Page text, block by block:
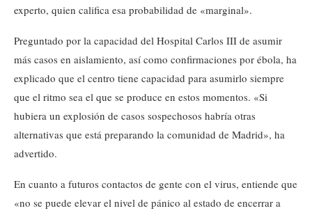
experto, quien califica esa probabilidad de «marginal».
Preguntado por la capacidad del Hospital Carlos III de asumir
más casos en aislamiento, así como confirmaciones por ébola, ha
explicado que el centro tiene capacidad para asumirlo siempre
que el ritmo sea el que se produce en estos momentos. «Si
hubiera un explosión de casos sospechosos habría otras
alternativas que está preparando la comunidad de Madrid», ha
advertido.
En cuanto a futuros contactos de gente con el virus, entiende que
«no se puede elevar el nivel de pánico al estado de encerrar a